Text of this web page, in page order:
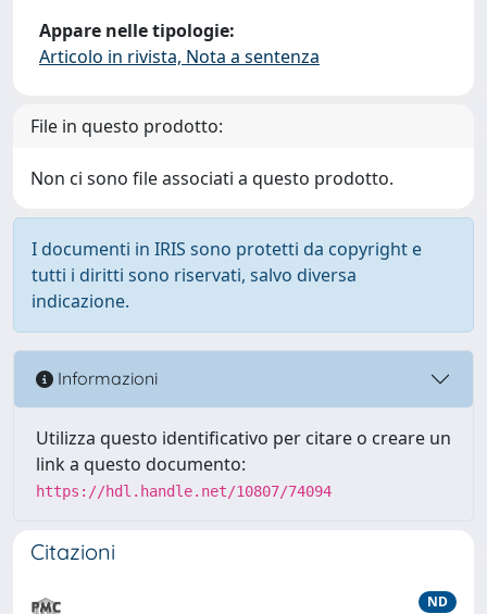
Appare nelle tipologie:
Articolo in rivista, Nota a sentenza
File in questo prodotto:
Non ci sono file associati a questo prodotto.
I documenti in IRIS sono protetti da copyright e
tutti i diritti sono riservati, salvo diversa
indicazione.
Informazioni
Utilizza questo identificativo per citare o creare un
link a questo documento:
https://hdl.handle.net/10807/74094
Citazioni
ND